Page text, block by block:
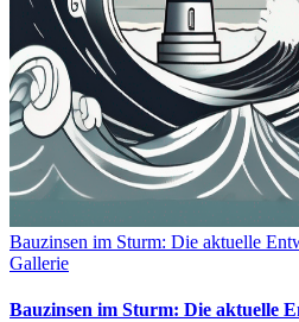
Bauzinsen im Sturm: Die aktuelle
Gallerie
Bauzinsen im Sturm: Die aktuelle